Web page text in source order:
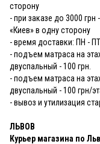
сторону
- при заказе до 3000 грн
«Киев» в одну сторону
- время доставки: ПН -
- подъем матраса на
двуспальный - 100 грн.
- подъем матраса на
двуспальный - 100 грн/
- вывоз и утилизация
ЛЬВОВ
Курьер магазина по